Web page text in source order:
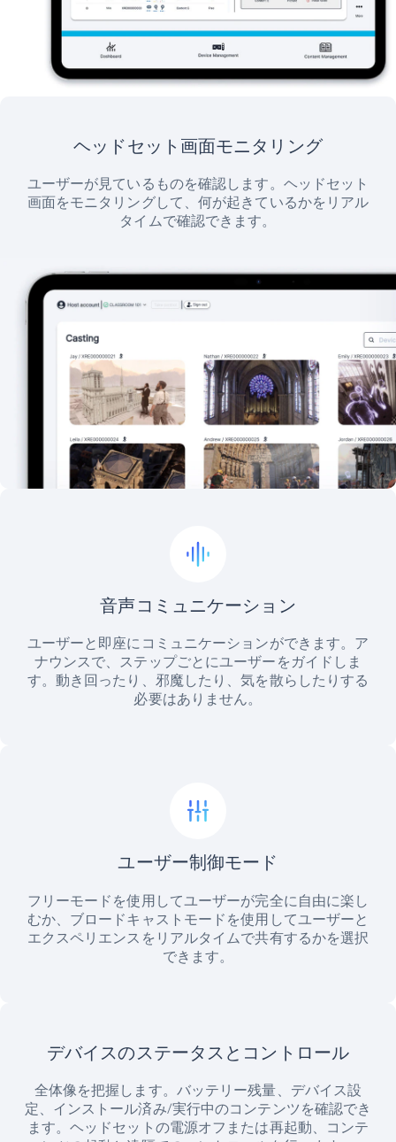
ヘッドセット画面モニタリング
ユーザーが見ているものを確認します。ヘッドセット
画面をモニタリングして、何が起きているかをリアル
タイムで確認できます。
音声コミュニケーション
ユーザーと即座にコミュニケーションができます。ア
ナウンスで、ステップごとにユーザーをガイドしま
す。動き回ったり、邪魔したり、気を散らしたりする
必要はありません。
ユーザー制御モード
フリーモードを使用してユーザーが完全に自由に楽し
むか、ブロードキャストモードを使用してユーザーと
エクスペリエンスをリアルタイムで共有するかを選択
できます。
デバイスのステータスとコントロール
全体像を把握します。バッテリー残量、デバイス設
定、インストール済み/実行中のコンテンツを確認でき
ます。ヘッドセットの電源オフまたは再起動、コンテ